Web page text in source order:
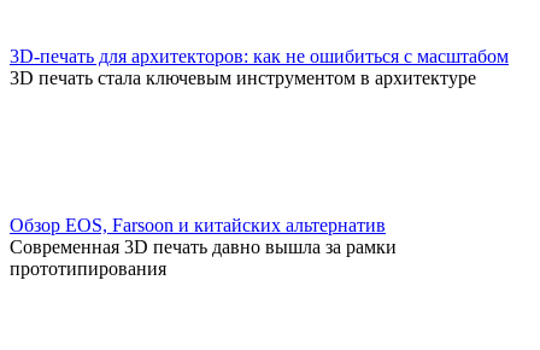
3D-печать для архитекторов: как не ошибиться с масштабом
3D печать стала ключевым инструментом в архитектуре
Обзор EOS, Farsoon и китайских альтернатив
Современная 3D печать давно вышла за рамки
прототипирования